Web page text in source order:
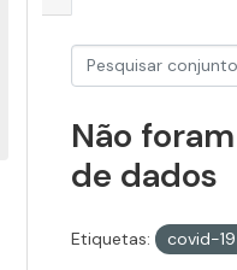
Não
de dados
Etiquetas: covid-19